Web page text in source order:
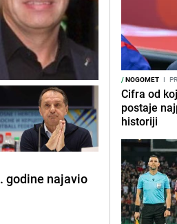
godine najavio
/NOGOMET I
Cifra od
postaje
historiji